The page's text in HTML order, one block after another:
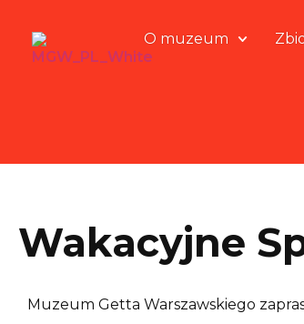
O muzeum
Wakacyjne
Muzeum Getta Warszawskiego